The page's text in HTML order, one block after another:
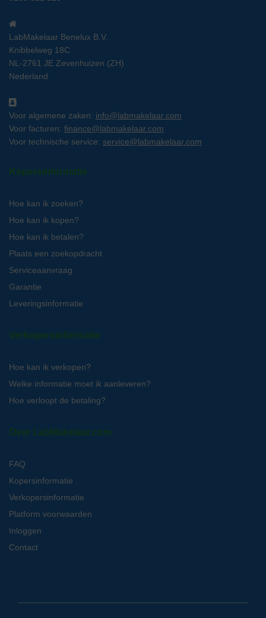
LabMakelaar Benelux B.V.
Knibbelweg 18C
NL-2761 JE Zevenhuizen (ZH)
Nederland
Voor algemene zaken: info@labmakelaar.com
Voor facturen: finance@labmakelaar.com
Voor technische service: service@labmakelaar.com
Kopersinformatie
Hoe kan ik zoeken?
Hoe kan ik kopen?
Hoe kan ik betalen?
Plaats een zoekopdracht
Serviceaanvraag
Garantie
Leveringsinformatie
Verkopersinformatie
Hoe kan ik verkopen?
Welke informatie moet ik aanleveren?
Hoe verloopt de betaling?
Over LabMakelaar.com
FAQ
Kopersinformatie
Verkopersinformatie
Platform voorwaarden
Inloggen
Contact